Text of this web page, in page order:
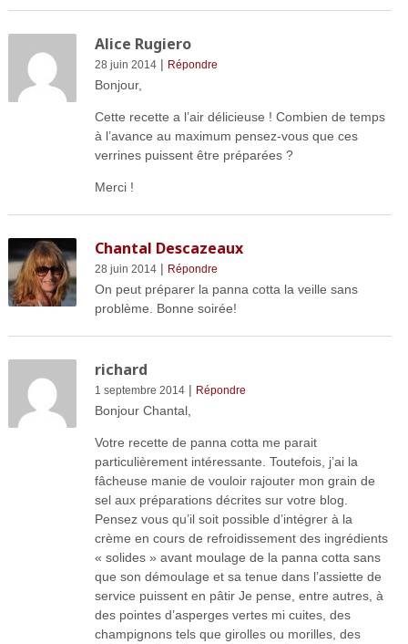
Alice Rugiero
28 juin 2014| Répondre
Bonjour,
Cette recette a l’air délicieuse ! Combien de temps
à l’avance au maximum pensez-vous que ces
verrines puissent être préparées ?
Merci !
Chantal Descazeaux
28 juin 2014| Répondre
On peut préparer la panna cotta la veille sans
problème. Bonne soirée!
richard
1 septembre 2014| Répondre
Bonjour Chantal,
Votre recette de panna cotta me parait
particulièrement intéressante. Toutefois, j’ai la
fâcheuse manie de vouloir rajouter mon grain de
sel aux préparations décrites sur votre blog.
Pensez vous qu’il soit possible d’intégrer à la
crème en cours de refroidissement des ingrédients
« solides » avant moulage de la panna cotta sans
que son démoulage et sa tenue dans l’assiette de
service puissent en pâtir Je pense, entre autres, à
des pointes d’asperges vertes mi cuites, des
champignons tels que girolles ou morilles, des